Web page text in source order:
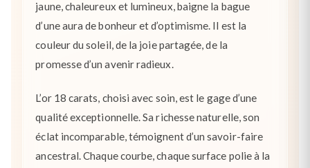
jaune, chaleureux et lumineux, baigne la bague
d’une aura de bonheur et d’optimisme. Il est la
couleur du soleil, de la joie partagée, de la
promesse d’un avenir radieux.
L’or 18 carats, choisi avec soin, est le gage d’une
qualité exceptionnelle. Sa richesse naturelle, son
éclat incomparable, témoignent d’un savoir-faire
ancestral. Chaque courbe, chaque surface polie à la